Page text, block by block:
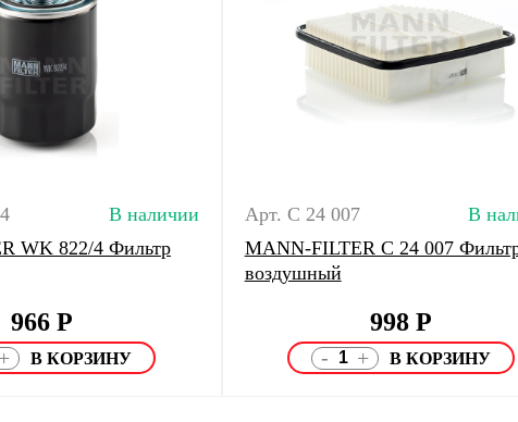
В наличии
WK 822/4 Фильтр
966 Р
+
Арт. C 24 007
В
MANN-FILTER C 24 007
воздушный
998Р
- +